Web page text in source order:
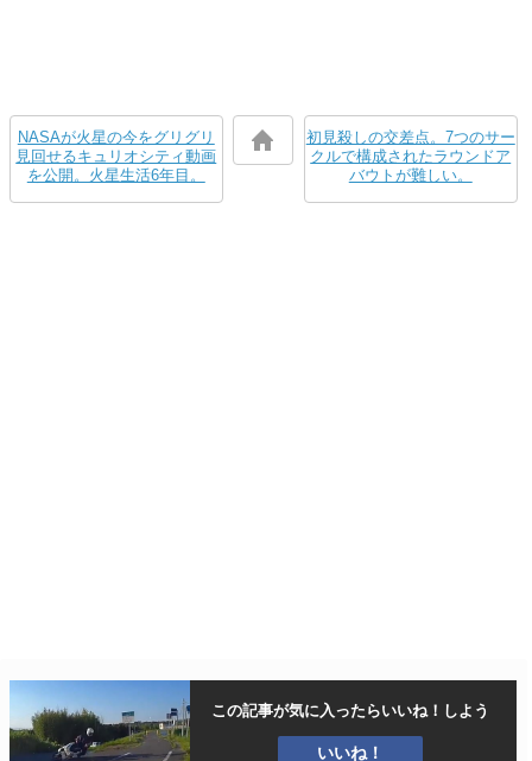
NASAが火星の今をグリグリ
見回せるキュリオシティ動画
を公開。火星生活6年目。
初見殺しの交差点。7つのサー
クルで構成されたラウンドア
バウトが難しい。
この記事が気に入ったらいいね！しよう
いいね！